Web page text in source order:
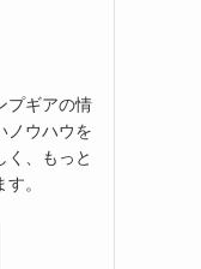
プギアの情
ノウハウを
く、もっと
。